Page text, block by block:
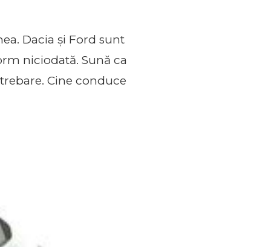
Dacia și Ford sunt
niciodată. Sună ca
Cine conduce